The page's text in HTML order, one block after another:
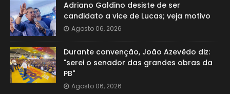
Adriano Galdino desiste de ser
candidato a vice de Lucas; veja motivo
Agosto 06, 2026
Durante convenção, João Azevêdo diz:
"serei o senador das grandes obras da
PB"
Agosto 06, 2026